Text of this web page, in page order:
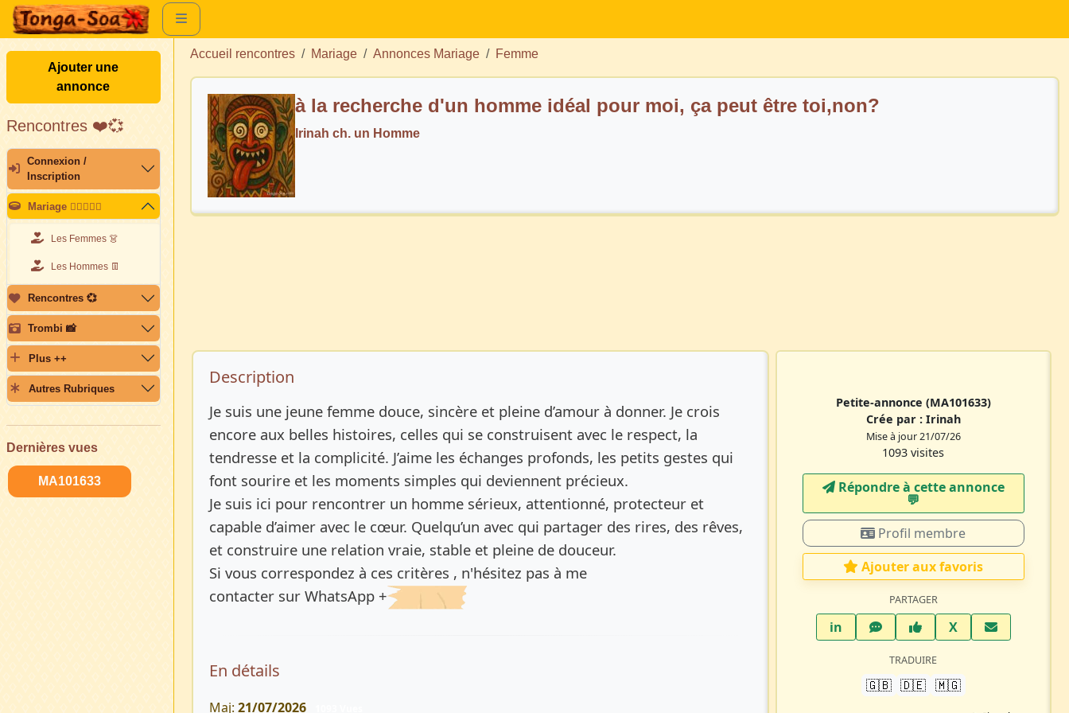
Ajouter une
annonce
Rencontres ❤️💞
Connexion /
Inscription
Mariage 👩🏽‍❤️‍👨🏽
Les Femmes 👗
Les Hommes 👖
Rencontres 💞
Trombi 📸
Plus ++
Autres Rubriques
Dernières vues
MA101633
Accueil rencontres Mariage Annonces Mariage Femme
à la recherche d'un homme idéal pour moi, ça peut être toi,non?
Irinah ch. un Homme
Description de l’annonce
Description
Je suis une jeune femme douce, sincère et pleine d’amour à donner. Je crois
encore aux belles histoires, celles qui se construisent avec le respect, la
tendresse et la complicité. J’aime les échanges profonds, les petits gestes qui
font sourire et les moments simples qui deviennent précieux.
Je suis ici pour rencontrer un homme sérieux, attentionné, protecteur et
capable d’aimer avec le cœur. Quelqu’un avec qui partager des rires, des rêves,
et construire une relation vraie, stable et pleine de douceur.
Si vous correspondez à ces critères , n'hésitez pas à me
contacter sur WhatsApp +
En détails
Maj: 21/07/2026
Petite-annonce (MA101633)
Crée par : Irinah
Mise à jour 21/07/26
1093 visites
Répondre à cette annonce
💬​
Profil membre
Ajouter aux favoris
PARTAGER
inLinkedInWhatsAppFacebook
XTwitter X
TRADUIRE
🇬🇧 🇩🇪 🇲🇬